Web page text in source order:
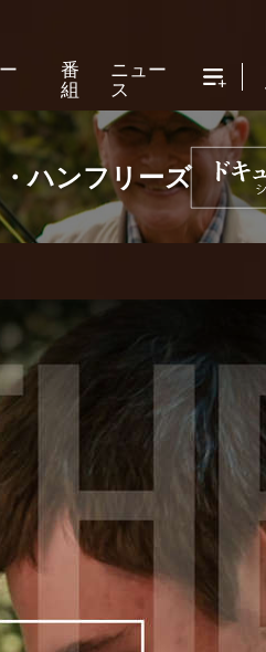
番
組
ニュー
ス
ハンフリーズ